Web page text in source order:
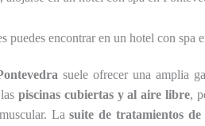
puedes encontrar en un hotel con spa
suele ofrecer una amplia
piscinas cubiertas y al aire libre,
Lasuite de tratamientos de